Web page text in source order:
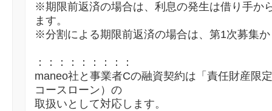
※期限前返済の場合は、利息の発生は借り手か
ます。
※分割による期限前返済の場合は、第1次募集
：：：：：：：：：
maneo社と事業者Cの融資契約は「責任財産限
コースローン）の
取扱いとして対応します。